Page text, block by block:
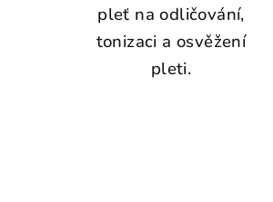
pleť na odličování,
tonizaci a osvěžení
pleti.